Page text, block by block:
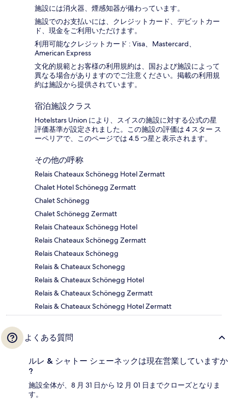
施設には消火器、煙感知器が備わっています。
施設でのお支払いには、クレジットカード、デビットカー
ド、現金をご利用いただけます。
利用可能なクレジットカード : Visa、Mastercard、
American Express
文化的規範とお客様の利用規約は、国および施設によって
異なる場合がありますのでご注意ください。掲載の利用規
約は施設から提供されています。
宿泊施設クラス
Hotelstars Union により、スイスの施設に対する公式の星
評価基準が設定されました。この施設の評価は 4 スター ス
ーペリアで、このページでは 4.5 つ星と表示されます。
その他の呼称
Relais Chateaux Schönegg Hotel Zermatt
Chalet Hotel Schönegg Zermatt
Chalet Schönegg
Chalet Schönegg Zermatt
Relais Chateaux Schönegg Hotel
Relais Chateaux Schönegg Zermatt
Relais Chateaux Schönegg
Relais & Chateaux Schonegg
Relais & Chateaux Schönegg Hotel
Relais & Chateaux Schönegg Zermatt
Relais & Chateaux Schönegg Hotel Zermatt
よくある質問
ルレ & シャトー シェーネックは現在営業していますか
?
施設全体が、8 月 31 日から 12 月 01 日までクローズとなりま
す。